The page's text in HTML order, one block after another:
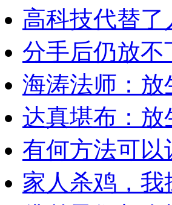
高科技代替
分手后仍放
海涛法师：
达真堪布：
有何方法可
家人杀鸡，